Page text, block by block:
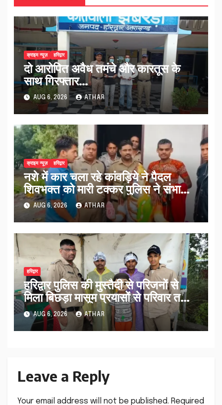
क्राइम न्यूज़ हरिद्वार
दो आरोपित अवैध तमंचे और कारतूस के
साथ गिरफ्तार…
AUG 6, 2026 ATHAR
क्राइम न्यूज़ हरिद्वार
नशे में कार चला रहे कांवड़िये ने पैदल
शिवभक्त को मारी टक्कर पुलिस ने संभाला
मामला नई कांवड़ देकर रवाना किया…
AUG 6, 2026 ATHAR
हरिद्वार
हरिद्वार पुलिस की मुस्तैदी से परिजनों से
मिला बिछड़ा मासूम प्रयासों से परिवार तक
पहुंचा काशी…
AUG 6, 2026 ATHAR
Leave a Reply
Your email address will not be published. Required